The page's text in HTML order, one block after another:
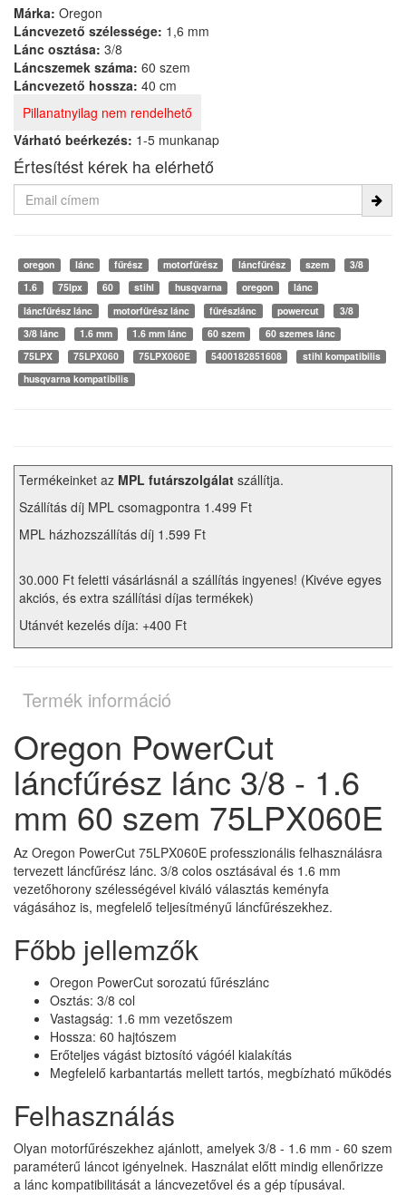
Márka: Oregon
Láncvezető szélessége: 1,6 mm
Lánc osztása: 3/8
Láncszemek száma: 60 szem
Láncvezető hossza: 40 cm
Pillanatnyilag nem rendelhető
Várható beérkezés: 1-5 munkanap
Értesítést kérek ha elérhető
oregon lánc fűrész motorfűrész láncfűrész szem
3/8
1.6
75lpx 60 stihl husqvarna oregon
lánc
láncfűrész lánc
motorfűrész lánc fűrészlánc powercut
3/8
3/8 lánc
1.6 mm 1.6 mm lánc 60 szem
60 szemes lánc
75LPX
75LPX060 75LPX060E 5400182851608
stihl kompatibilis
husqvarna kompatibilis
Termékeinket az MPL futárszolgálat szállítja.
Szállítás díj MPL csomagpontra 1.499 Ft
MPL házhozszállítás díj 1.599 Ft
30.000 Ft feletti vásárlásnál a szállítás ingyenes! (Kivéve egyes
akciós, és extra szállítási díjas termékek)
Utánvét kezelés díja: +400 Ft
Termék információ
Oregon PowerCut
láncfűrész lánc 3/8 - 1.6
mm 60 szem 75LPX060E
Az Oregon PowerCut 75LPX060E professzionális felhasználásra
tervezett láncfűrész lánc. 3/8 colos osztásával és 1.6 mm
vezetőhorony szélességével kiváló választás keményfa
vágásához is, megfelelő teljesítményű láncfűrészekhez.
Főbb jellemzők
Oregon PowerCut sorozatú fűrészlánc
Osztás: 3/8 col
Vastagság: 1.6 mm vezetőszem
Hossza: 60 hajtószem
Erőteljes vágást biztosító vágóél kialakítás
Megfelelő karbantartás mellett tartós, megbízható működés
Felhasználás
Olyan motorfűrészekhez ajánlott, amelyek 3/8 - 1.6 mm - 60 szem
paraméterű láncot igényelnek. Használat előtt mindig ellenőrizze
a lánc kompatibilitását a láncvezetővel és a gép típusával.